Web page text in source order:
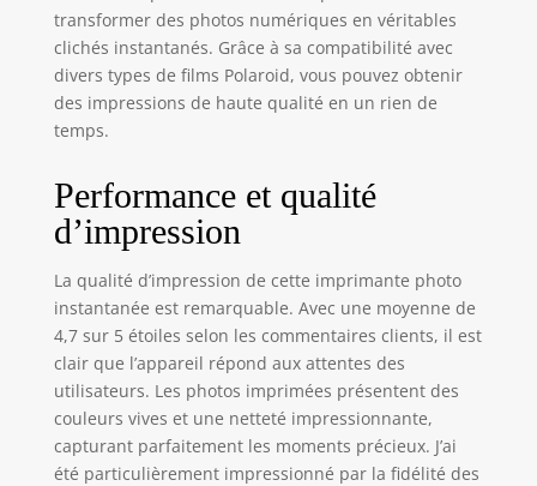
transformer des photos numériques en véritables
clichés instantanés. Grâce à sa compatibilité avec
divers types de films Polaroid, vous pouvez obtenir
des impressions de haute qualité en un rien de
temps.
Performance et qualité
d’impression
La qualité d’impression de cette imprimante photo
instantanée est remarquable. Avec une moyenne de
4,7 sur 5 étoiles selon les commentaires clients, il est
clair que l’appareil répond aux attentes des
utilisateurs. Les photos imprimées présentent des
couleurs vives et une netteté impressionnante,
capturant parfaitement les moments précieux. J’ai
été particulièrement impressionné par la fidélité des